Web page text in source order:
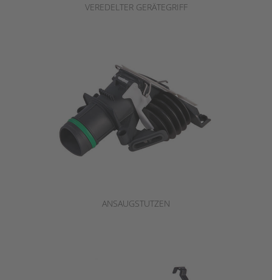
VEREDELTER GERÄTEGRIFF
ANSAUGSTUTZEN